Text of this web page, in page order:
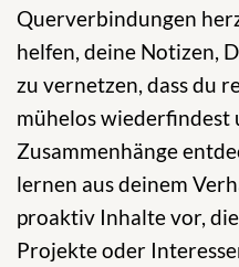
Querverbindungen
helfen, deine Notizen,
zu vernetzen, dass du
mühelos wiederfindest
Zusammenhänge
lernen aus deinem
proaktiv Inhalte vor,
Projekte oder